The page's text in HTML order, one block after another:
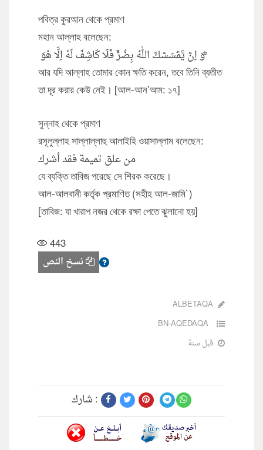
পবিত্র কুরআন থেকে প্রমাণ
মহান আল্লাহ বলেছেন:
وَ اِنۡ یَّمۡسَسۡكَ اللّٰهُ بِضُرٍّ فَلَا كَاشِفَ لَهٗۤ اِلَّا هُوَ ؕ
আর যদি আল্লাহ তোমার কোন ক্ষতি করেন, তবে তিনি ব্যতীত
তা দূর করার কেউ নেই। [আল-আন’আম: ১৭]
সুন্নাহ থেকে প্রমাণ
রসূলুল্লাহ সাল্লাল্লাহু আলাইহি ওয়াসাল্লাম বলেছেন:
من علق تميمة فقد أشرك
যে ব্যক্তি তাবিজ পরেছে সে শিরক করেছে।
আল-আলবানী কর্তৃক প্রমাণিত (সহীহ আল-জামি`)
[তাবিজ: যা খারাপ নজর থেকে রক্ষা পেতে ঝুলানো হয়]
443
نسخ النص
ALBETAQA
BN-AQEDAQA
قبل سنة
شارك :